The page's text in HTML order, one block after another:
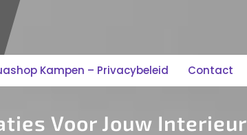
Kampen – Privacybeleid Contact
Voor Jouw Interieur